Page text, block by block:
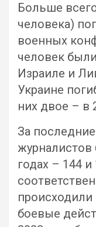
Больше
человека)
военных
человек
Израиле и
Украине
них двое – в
За
журналистов
годах – 144
боевые